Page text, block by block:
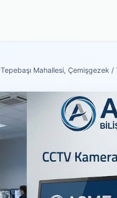
Tepebaşı Mahallesi, Çemişgezek /